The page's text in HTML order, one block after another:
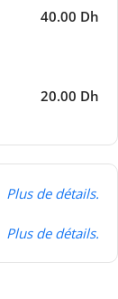
40.00 Dh
20.00 Dh
Plus de détails.
Plus de détails.